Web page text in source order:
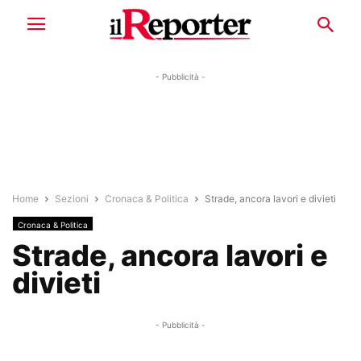
- Pubblicità -
Home Sezioni Cronaca & Politica Strade, ancora lavori e divieti
Cronaca & Politica
Strade, ancora lavori e
divieti
- Pubblicità -